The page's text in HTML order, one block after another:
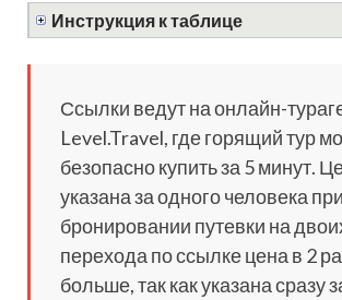
Инструкция к таблице
Ссылки ведут на онлайн-
Level.Travel, где горящий тур
безопасно купить за 5 минут.
указана за одного человека при
бронировании путевки на
перехода по ссылке цена в 2
больше, так как указана сразу